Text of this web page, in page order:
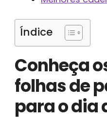
Índice
Conheça
folhas de
para o dia